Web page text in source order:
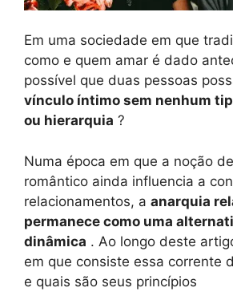
Em uma sociedade em que
como e quem amar é dado
possível que duas pessoas
vínculo íntimo sem nenhum
ou hierarquia ?
Numa época em que a noção
romântico ainda influencia a
relacionamentos, a anarquia
permanece como uma
dinâmica . Ao longo deste
em que consiste essa corrente
e quais são seus princípios